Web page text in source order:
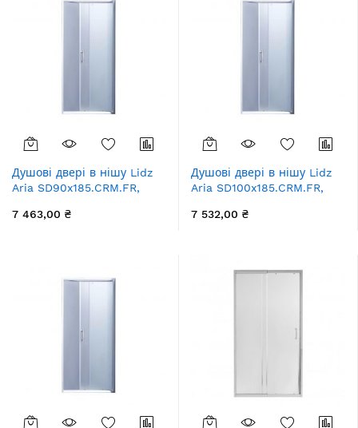
Душові двері в нішу Lidz
Aria SD90x185.CRM.FR,
7 463,00 ₴
Душові двері в нішу Lidz
Aria SD100x185.CRM.FR,
7 532,00 ₴